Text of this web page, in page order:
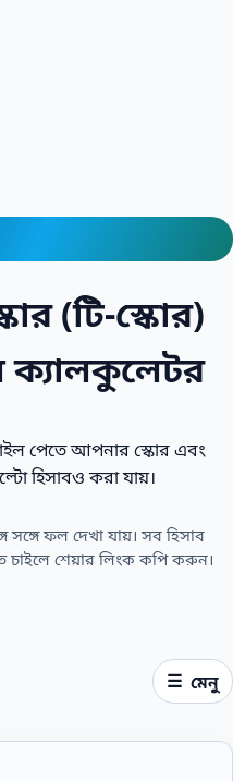
মেনু
(টি-স্কোর)
ক্যালকুলেটর
পেতে আপনার স্কোর এবং
হিসাবও করা যায়।
সঙ্গে ফল দেখা যায়। সব হিসাব
চাইলে শেয়ার লিংক কপি করুন।